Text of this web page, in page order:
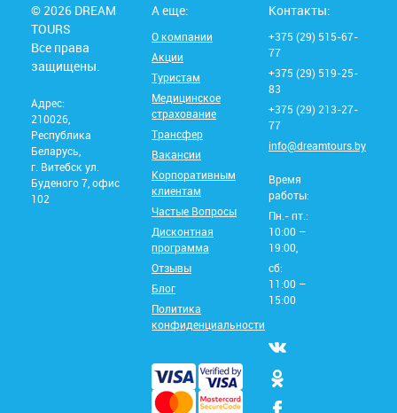
© 2026 DREAM
TOURS
Все права
защищены.
Адрес:
210026,
Республика
Беларусь,
г. Витебск ул.
Буденого 7, офис
102
А еще:
О компании
Акции
Туристам
Медицинское
страхование
Трансфер
Вакансии
Корпоративным
клиентам
Частые Вопросы
Дисконтная
программа
Отзывы
Блог
Политика
конфиденциальности
Контакты:
+375 (29) 515-67-
77
+375 (29) 519-25-
83
+375 (29) 213-27-
77
info@dreamtours.by
Время
работы:
Пн.- пт.:
10:00 –
19:00,
сб:
11:00 –
15:00